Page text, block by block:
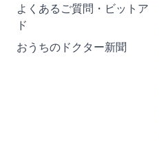
よくあるご質問・ビットア
ド
おうちのドクター新聞